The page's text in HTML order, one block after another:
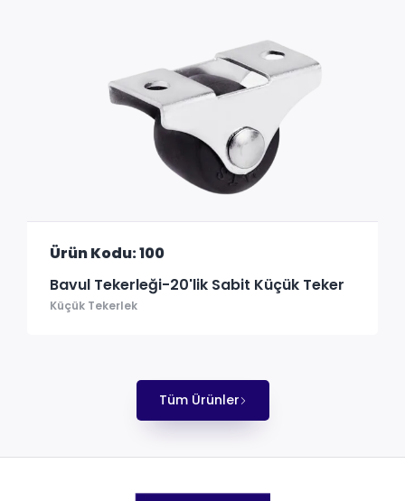
Ürün Kodu: 100
Bavul Tekerleği-20'lik Sabit Küçük Teker
Küçük Tekerlek
Tüm Ürünler